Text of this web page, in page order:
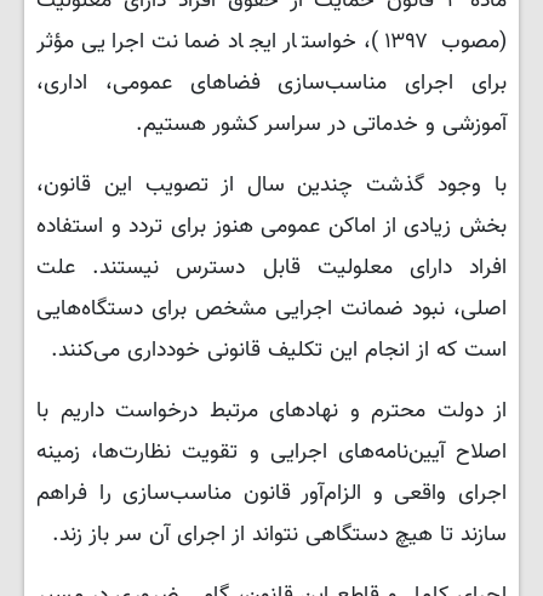
(مصوب ۱۳۹۷)، خواستار ایجاد ضمانت اجرایی مؤثر
برای اجرای مناسب‌سازی فضاهای عمومی، اداری،
آموزشی و خدماتی در سراسر کشور هستیم.
با وجود گذشت چندین سال از تصویب این قانون،
بخش زیادی از اماکن عمومی هنوز برای تردد و استفاده
افراد دارای معلولیت قابل‌ دسترس نیستند. علت
اصلی، نبود ضمانت اجرایی مشخص برای دستگاه‌هایی
است که از انجام این تکلیف قانونی خودداری می‌کنند.
از دولت محترم و نهادهای مرتبط درخواست داریم با
اصلاح آیین‌نامه‌های اجرایی و تقویت نظارت‌ها، زمینه
اجرای واقعی و الزام‌آور قانون مناسب‌سازی را فراهم
سازند تا هیچ دستگاهی نتواند از اجرای آن سر باز زند.